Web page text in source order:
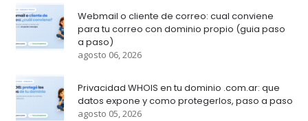
Webmail o cliente de correo: cual conviene
para tu correo con dominio propio (guia paso
a paso)
agosto 06, 2026
Privacidad WHOIS en tu dominio .com.ar: que
datos expone y como protegerlos, paso a paso
agosto 05, 2026